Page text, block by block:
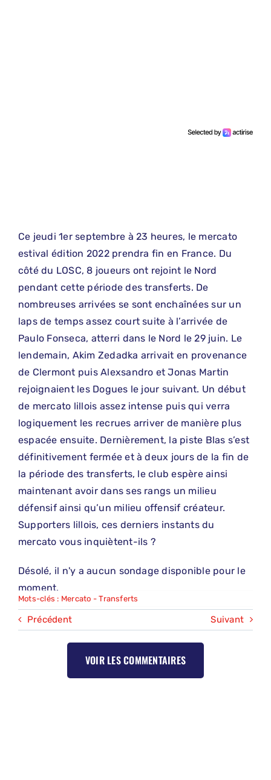
Ce jeudi 1er septembre à 23 heures, le mercato
estival édition 2022 prendra fin en France. Du
côté du LOSC, 8 joueurs ont rejoint le Nord
pendant cette période des transferts. De
nombreuses arrivées se sont enchaînées sur un
laps de temps assez court suite à l’arrivée de
Paulo Fonseca, atterri dans le Nord le 29 juin. Le
lendemain, Akim Zedadka arrivait en provenance
de Clermont puis Alexsandro et Jonas Martin
rejoignaient les Dogues le jour suivant. Un début
de mercato lillois assez intense puis qui verra
logiquement les recrues arriver de manière plus
espacée ensuite. Dernièrement, la piste Blas s’est
définitivement fermée et à deux jours de la fin de
la période des transferts, le club espère ainsi
maintenant avoir dans ses rangs un milieu
défensif ainsi qu’un milieu offensif créateur.
Supporters lillois, ces derniers instants du
mercato vous inquiètent-ils ?
Désolé, il n'y a aucun sondage disponible pour le
moment.
Mots-clés : Mercato - Transferts
Précédent Suivant
VOIR LES COMMENTAIRES